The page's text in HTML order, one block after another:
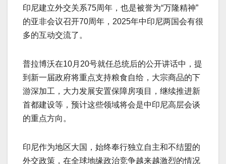
印尼建立外交关系75周年，也是被誉为“万隆精神”
的亚非会议召开70周年，2025年中印尼两国会有很
多的互动交流了。
普拉博沃在10月20号就任总统后的公开讲话中，提
到新一届政府将重点支持粮食自给，大宗商品的下
游深加工，大力发展安置保障房项目，继续推进新
首都建设等，预计这些领域将会是中印尼高层会谈
的重点方向。
印尼作为地区大国，始终奉行独立自主和不结盟的
外交政策，在全球地缘政治竞争越来越激烈的情况